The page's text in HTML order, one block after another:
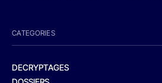
CATEGORIES
DECRYPTAGES